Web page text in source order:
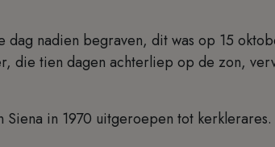
nadien begraven, dit was op 15
die tien dagen achterliep op de zon,
Siena in 1970 uitgeroepen tot kerklerares.